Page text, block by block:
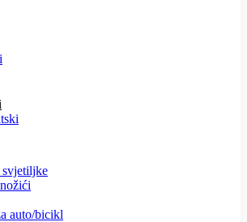
svjetiljke
auto/bicikl